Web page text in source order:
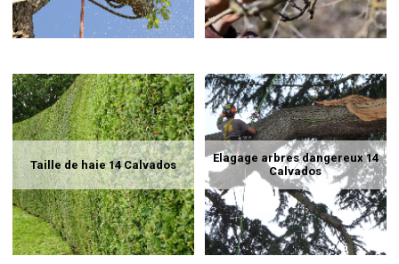
Taille de haie 14 Calvados
Elagage arbres dangereux 14
Calvados